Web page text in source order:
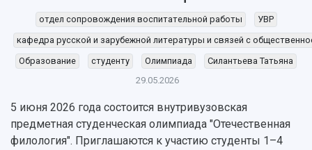
Рейтинги
Руководство
Наблюдательный совет
Попечительский совет
Ученый совет
Ректорат
Кадровый резерв
Объявления
События
СМИ об университете
Газета "Полет"
Газета "Самарский университет"
Бакалавриат и специалитет
Магистратура
Аспирантура
Дополнительное образование
Институты и факультеты
Научные школы и ведущие научные коллективы
Диссертационные советы
Подготовка научных кадров
Конкурс на замещение должностей научных
Научные проекты и темы
Аспирантура и докторантура
отдел сопровождения воспитательной работы
УВР
кафедра русской и зарубежной литературы и связей с
Образование
студенту Олимпиада
Силантьева Татьяна
29.05.2026
5 июня 2026 года состоится внутривузовская
предметная студенческая олимпиада "Отечественная
филология". Приглашаются к участию студенты 1–4